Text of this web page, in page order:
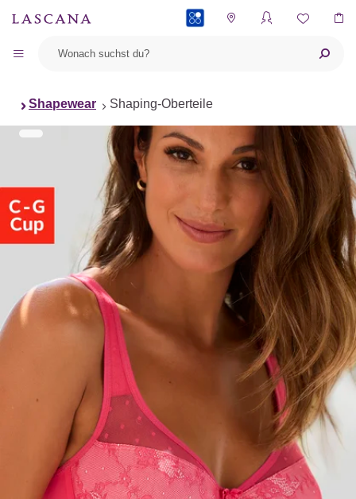
Shapewear Shaping-Oberteile